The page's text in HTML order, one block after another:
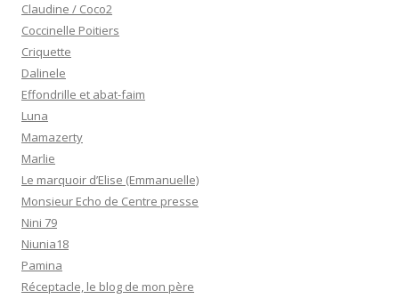
Claudine / Coco2
Coccinelle Poitiers
Criquette
Dalinele
Effondrille et abat-faim
Luna
Mamazerty
Marlie
Le marquoir d’Elise (Emmanuelle)
Monsieur Echo de Centre presse
Nini 79
Niunia18
Pamina
Réceptacle, le blog de mon père